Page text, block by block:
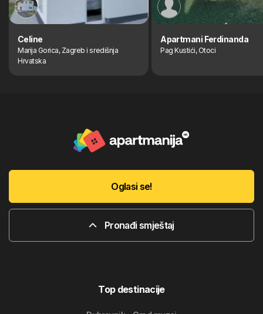
Celine
Marija Gorica, Zagreb i središnja
Hrvatska
Apartmani Ferdinanda
Pag Kustići, Otoci
Oglasi se!
Pronađi smještaj
Top destinacije